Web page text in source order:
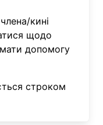
кині
щодо
допомогу
строком